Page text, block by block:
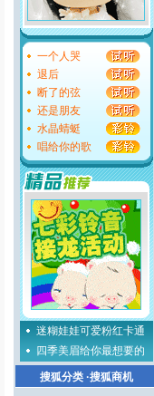
一个人哭
退后
断了的弦
还是朋友
水晶蜻蜓
唱给你的歌
迷糊娃娃可爱粉红卡通
四季美眉给你最想要的
搜狐分类·搜狐商机